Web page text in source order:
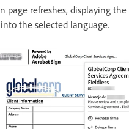
page refreshes, displaying
the selected language.